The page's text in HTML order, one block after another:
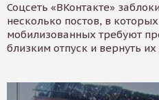
Соцсеть «ВКонтакте»
несколько постов, в
мобилизованных требуют
близким отпуск и вернуть